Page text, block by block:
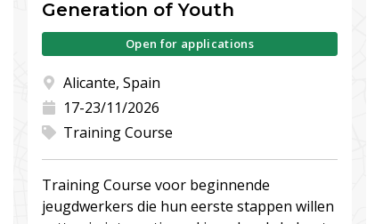
Generation of Youth
Open for applications
Alicante, Spain
17-23/11/2026
Training Course
Training Course voor beginnende
jeugdwerkers die hun eerste stappen willen